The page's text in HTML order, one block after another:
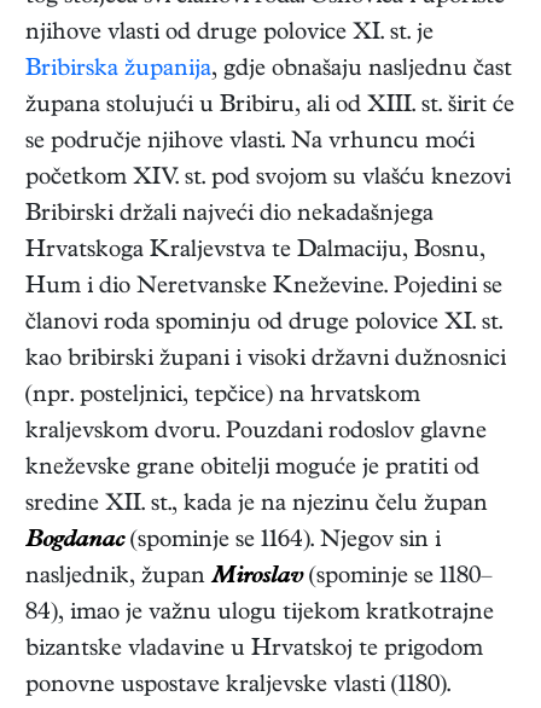
njihove vlasti od druge polovice XI. st. je
Bribirska županija, gdje obnašaju nasljednu čast
župana stolujući u Bribiru, ali od XIII. st. širit će
se područje njihove vlasti. Na vrhuncu moći
početkom XIV. st. pod svojom su vlašću knezovi
Bribirski držali najveći dio nekadašnjega
Hrvatskoga Kraljevstva te Dalmaciju, Bosnu,
Hum i dio Neretvanske Kneževine. Pojedini se
članovi roda spominju od druge polovice XI. st.
kao bribirski župani i visoki državni dužnosnici
(npr. posteljnici, tepčice) na hrvatskom
kraljevskom dvoru. Pouzdani rodoslov glavne
kneževske grane obitelji moguće je pratiti od
sredine XII. st., kada je na njezinu čelu župan
Bogdanac(spominje se 1164). Njegov sin i
nasljednik, županMiroslav(spominje se 1180–
84), imao je važnu ulogu tijekom kratkotrajne
bizantske vladavine u Hrvatskoj te prigodom
ponovne uspostave kraljevske vlasti (1180).